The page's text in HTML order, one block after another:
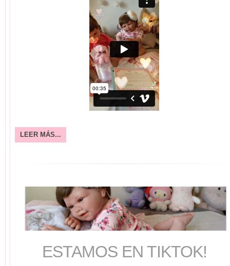
LEER MÁS...
ESTAMOS EN TIKTOK!